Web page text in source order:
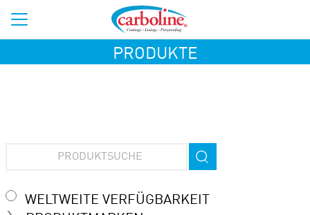
PRODUKTE
WELTWEITE VERFÜGBARKEIT